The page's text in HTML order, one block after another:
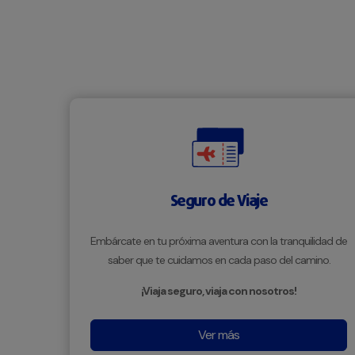
Seguro de Viaje
Embárcate en tu próxima aventura con la tranquilidad de
saber que te cuidamos en cada paso del camino.
¡Viaja seguro, viaja con nosotros!
Ver más